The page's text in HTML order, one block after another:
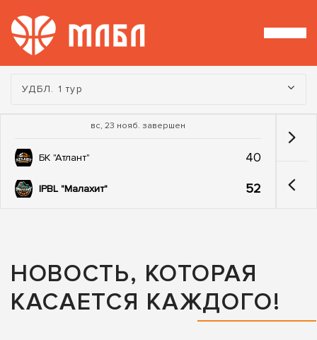
Турнир:
УДБЛ. 1 тур
вс, 23 нояб. завершен
БК "Атлант" 40
IPBL "Малахит" 52
НОВОСТЬ, КОТОРАЯ
КАСАЕТСЯ КАЖДОГО!